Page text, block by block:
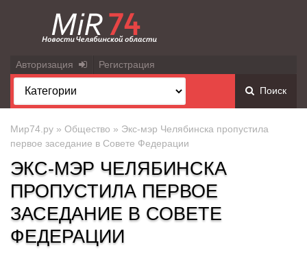
Авторизация Регистрация
Поиск
Мир74.ру » Общество » Экс-мэр Челябинска пропустила
первое заседание в Совете Федерации
ЭКС-МЭР ЧЕЛЯБИНСКА
ПРОПУСТИЛА ПЕРВОЕ
ЗАСЕДАНИЕ В СОВЕТЕ
ФЕДЕРАЦИИ